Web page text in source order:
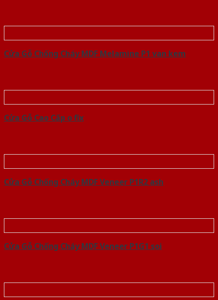
Cửa Gỗ Chống Cháy MDF Melamine P1 van kem
Cửa Gỗ Cao Cấp o fix
Cửa Gỗ Chống Cháy MDF Veneer P1R2 ash
Cửa Gỗ Chống Cháy MDF Veneer P1G1 soi